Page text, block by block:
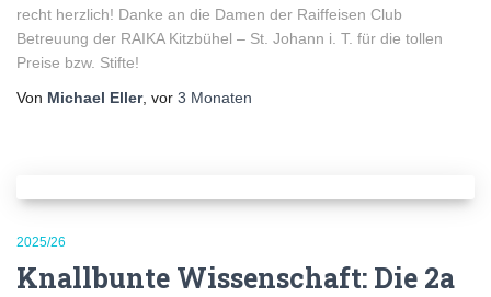
recht herzlich! Danke an die Damen der Raiffeisen Club
Betreuung der RAIKA Kitzbühel – St. Johann i. T. für die tollen
Preise bzw. Stifte!
Von Michael Eller, vor 3 Monaten
2025/26
Knallbunte Wissenschaft: Die 2a